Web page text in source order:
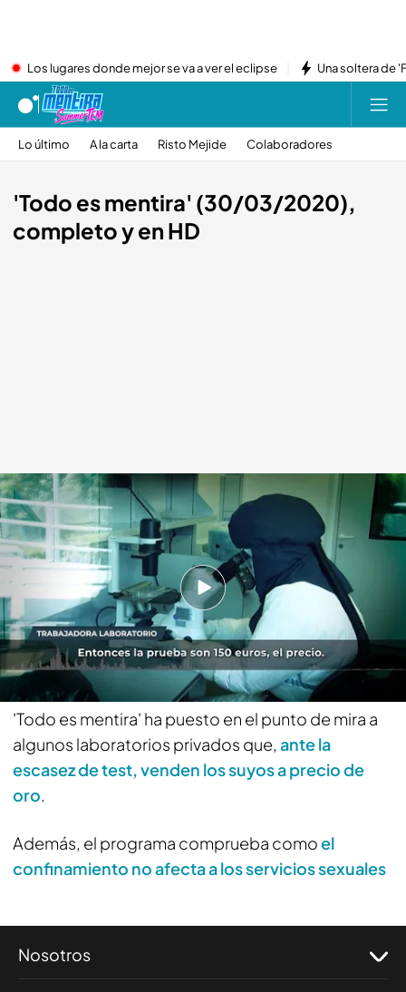
Los lugares donde mejor se va a ver el eclipse Una soltera de
Lo último A la carta Risto Mejide Colaboradores
'Todo es mentira' (30/03/2020),
completo y en HD
Todo es mentira
cuatro.com
30 MAR 2020 - 19:29h.
Vuelve a ver el programa, íntegro
Compartir
'Todo es mentira' ha puesto en el punto de mira a
algunos laboratorios privados que, ante la
escasez de test, venden los suyos a precio de
oro.
Además, el programa comprueba comoel
confinamiento no afecta a los servicios sexuales
Nosotros